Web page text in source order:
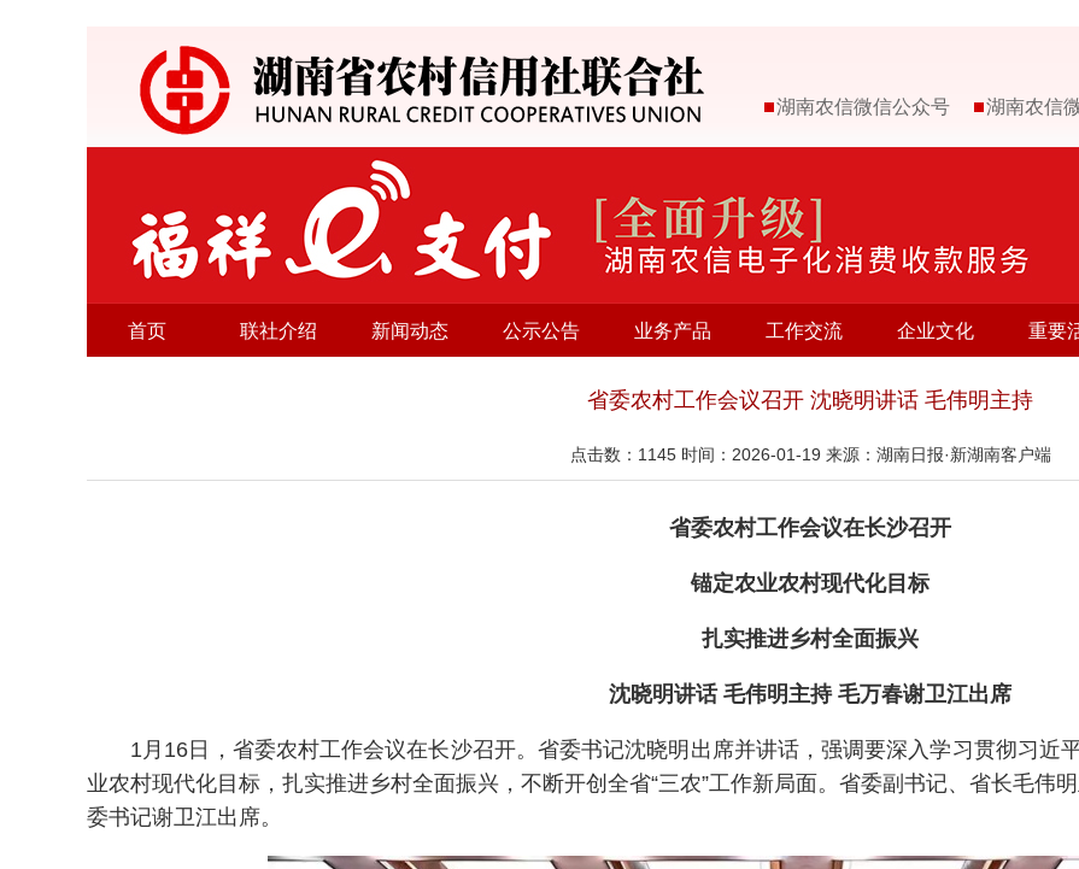
湖南农信微信公众号 湖南农信
首页 联社介绍 新闻动态 公示公告 业务产品 工作交流 企业文化 重要
省委农村工作会议召开 沈晓明讲话 毛伟明主持
点击数： 1145时间：2026-01-19 来源：湖南日报·新湖南客户端
省委农村工作会议在长沙召开
锚定农业农村现代化目标
扎实推进乡村全面振兴
沈晓明讲话 毛伟明主持 毛万春谢卫江出席
1月16日，省委农村工作会议在长沙召开。省委书记沈晓明出席并讲话，强调要深入学习贯彻习近
业农村现代化目标，扎实推进乡村全面振兴，不断开创全省“三农”工作新局面。省委副书记、省长毛伟
委书记谢卫江出席。